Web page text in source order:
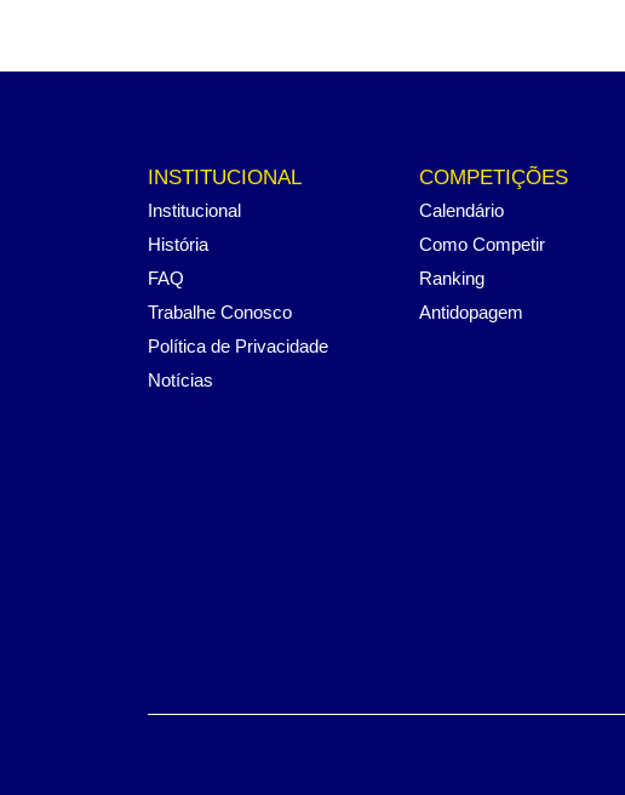
INSTITUCIONAL
Institucional
História
FAQ
Trabalhe Conosco
Política de Privacidade
Notícias
COMPETIÇÕES
Calendário
Como Competir
Ranking
Antidopagem